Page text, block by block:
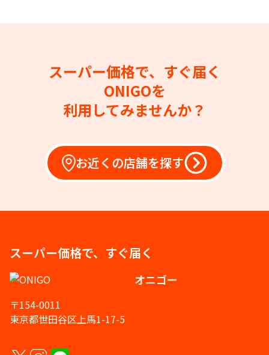
スーパー価格で、すぐ届く
ONIGOを
利用してみませんか？
お近くの店舗を探す
スーパー価格で、すぐ届く
オニゴー
〒154-0011
東京都世田谷区上馬1-17-5